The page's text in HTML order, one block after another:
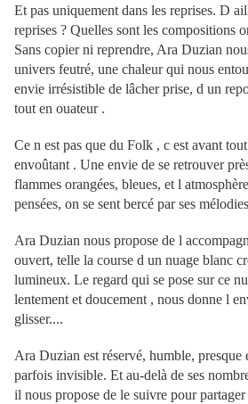
Et pas uniquement dans les reprises. D
reprises ? Quelles sont les compositions
Sans copier ni reprendre, Ara Duzian
univers feutré, une chaleur qui nous
envie irrésistible de lâcher prise, d un
tout en ouateur .
Ce n est pas que du Folk , c est avant
envoûtant . Une envie de se retrouver
flammes orangées, bleues, et l
pensées, on se sent bercé par ses
Ara Duzian nous propose de l
ouvert, telle la course d un nuage blanc
lumineux. Le regard qui se pose sur ce
lentement et doucement , nous donne l
glisser....
Ara Duzian est réservé, humble,
parfois invisible. Et au-delà de ses
il nous propose de le suivre pour